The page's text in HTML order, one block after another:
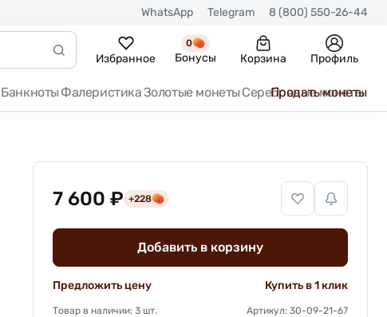
WhatsApp Telegram 8 (800) 550-26-44
Избранное
0
Бонусы Корзина Профиль
Банкноты ФалеристикаЗолотые монеты Серебряные монеты
Продать монеты
7 600 ₽ +228
Добавить в корзину
Предложить цену Купить в 1 клик
Товар в наличии: 3 шт. Артикул: 30-09-21-67